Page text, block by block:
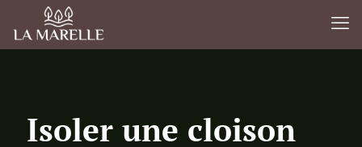
Isoler une cloison